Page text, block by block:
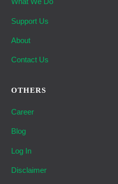
Support Us
About
Contact Us
OTHERS
Career
Blog
Log In
Disclaimer